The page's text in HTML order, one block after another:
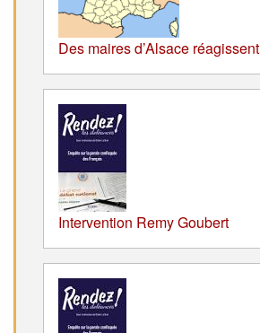
Des maires d’Alsace réagissent
Intervention Remy Goubert